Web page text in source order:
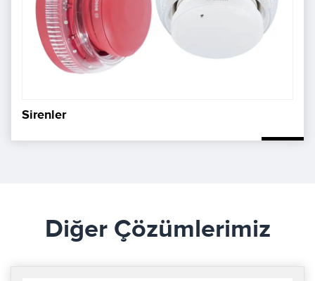
Sirenler
Diğer Çözümlerimiz